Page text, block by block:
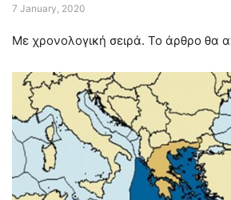
7 January, 2020
Με χρονολογική σειρά. Το άρθρο θα